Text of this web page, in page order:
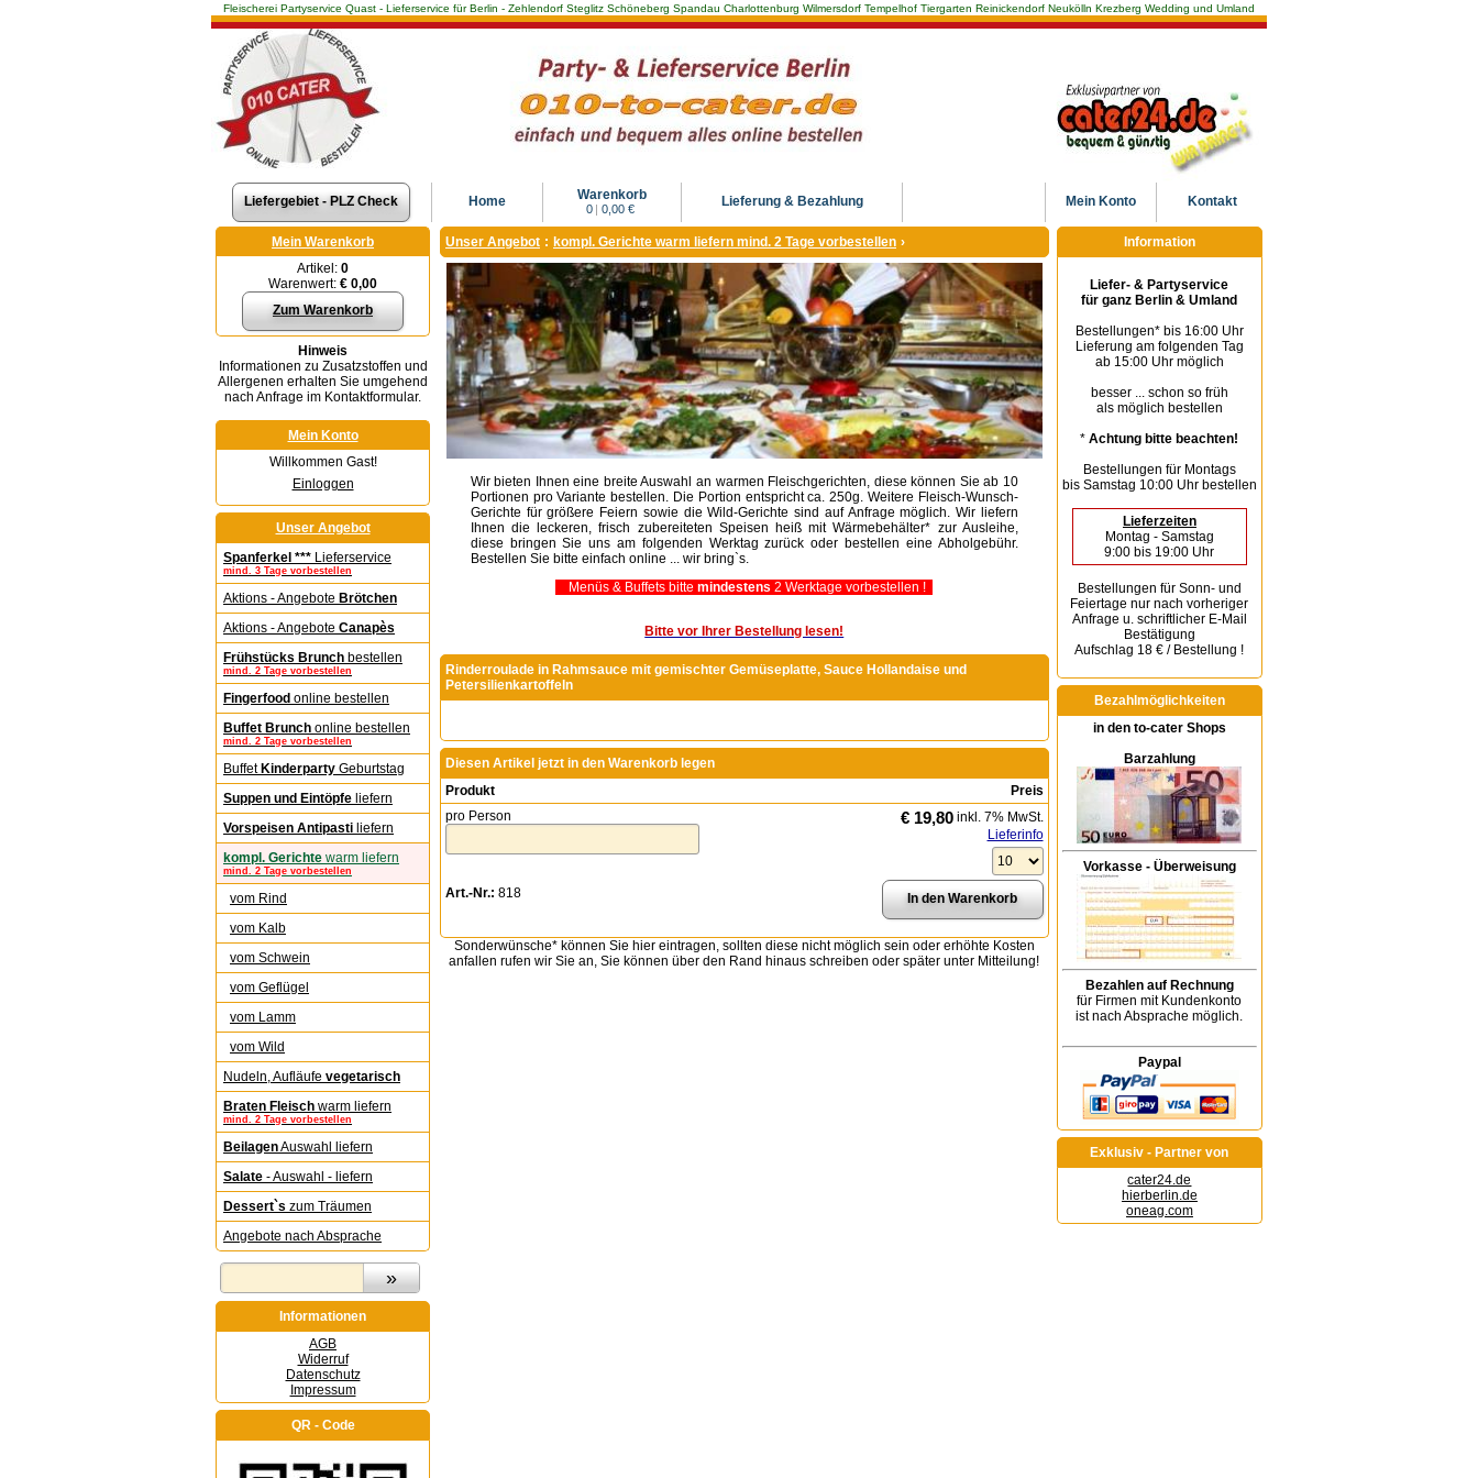
Fleischerei Partyservice Quast - Lieferservice für Berlin - Zehlendorf Steglitz Schöneberg Spandau Charlottenburg Wilmersdorf Tempelhof Tiergarten Reinickendorf Neukölln Krezberg Wedding und Umland
Liefergebiet - PLZ Check Home Warenkorb
0 | 0,00 € Lieferung & Bezahlung Kontakt
Mein Konto
Mein Warenkorb
Artikel: 0
Warenwert: € 0,00
Zum Warenkorb
Hinweis
Informationen zu Zusatzstoffen und
Allergenen erhalten Sie umgehend
nach Anfrage im Kontaktformular.
Mein Konto
Willkommen Gast!
Einloggen
Unser Angebot
Spanferkel *** Lieferservice
mind. 3 Tage vorbestellen
Aktions - Angebote Brötchen
Aktions - Angebote Canapès
Frühstücks Brunch bestellen
mind. 2 Tage vorbestellen
Fingerfood online bestellen
Buffet Brunch online bestellen
mind. 2 Tage vorbestellen
Buffet Kinderparty Geburtstag
Suppen und Eintöpfe liefern
Vorspeisen Antipasti liefern
kompl. Gerichte warm liefern
mind. 2 Tage vorbestellen
vom Rind
vom Kalb
vom Schwein
vom Geflügel
vom Lamm
vom Wild
Nudeln, Aufläufe vegetarisch
Braten Fleisch warm liefern
mind. 2 Tage vorbestellen
BeilagenAuswahl liefern
Salate - Auswahl - liefern
Dessert`s zum Träumen
Angebote nach Absprache
Informationen
AGB
Widerruf
Datenschutz
Impressum
QR - Code
Unser Angebot : kompl. Gerichte warm liefern mind. 2 Tage vorbestellen ›
Wir bieten Ihnen eine breite Auswahl an warmen Fleischgerichten, diese können Sie ab 10
Portionen pro Variante bestellen. Die Portion entspricht ca. 250g. Weitere Fleisch-Wunsch-
Gerichte für größere Feiern sowie die Wild-Gerichte sind auf Anfrage möglich. Wir liefern
Ihnen die leckeren, frisch zubereiteten Speisen heiß mit Wärmebehälter* zur Ausleihe,
diese bringen Sie uns am folgenden Werktag zurück oder bestellen eine Abholgebühr.
Bestellen Sie bitte einfach online ... wir bring`s.
Menüs & Buffets bittemindestens 2 Werktage vorbestellen !
Bitte vor Ihrer Bestellung lesen!
Rinderroulade in Rahmsauce mit gemischter Gemüseplatte, Sauce Hollandaise und
Petersilienkartoffeln
Diesen Artikel jetzt in den Warenkorb legen
Produkt
Preis
pro Person
Art.-Nr.: 818
€ 19,80inkl. 7% MwSt.
Lieferinfo
Sonderwünsche* können Sie hier eintragen, sollten diese nicht möglich sein oder erhöhte Kosten
anfallen rufen wir Sie an, Sie können über den Rand hinaus schreiben oder später unter Mitteilung!
Information
Liefer- & Partyservice
für ganz Berlin & Umland
Bestellungen* bis 16:00 Uhr
Lieferung am folgenden Tag
ab 15:00 Uhr möglich
besser ... schon so früh
als möglich bestellen
*Achtung bitte beachten!
Bestellungen für Montags
bis Samstag 10:00 Uhr bestellen
Lieferzeiten
Montag - Samstag
9:00 bis 19:00 Uhr
Bestellungen für Sonn- und
Feiertagenur nach vorheriger
Anfrage u. schriftlicher E-Mail
Bestätigung
Aufschlag 18 € / Bestellung !
Bezahlmöglichkeiten
in den to-cater Shops
Barzahlung
Vorkasse - Überweisung
Bezahlen auf Rechnung
für Firmen mit Kundenkonto
ist nach Absprache möglich.
Paypal
Exklusiv - Partner von
cater24.de
hierberlin.de
oneag.com